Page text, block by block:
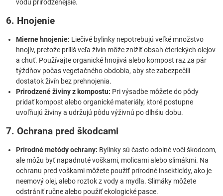
vodu prirodzenejšie.
6. Hnojenie
Mierne hnojenie: Liečivé bylinky nepotrebujú veľké množstvo
hnojív, pretože príliš veľa živín môže znížiť obsah éterických olejov
a chuť. Používajte organické hnojivá alebo kompost raz za pár
týždňov počas vegetačného obdobia, aby ste zabezpečili
dostatok živín bez prehnojenia.
Prirodzené živiny z kompostu: Pri výsadbe môžete do pôdy
pridať kompost alebo organické materiály, ktoré postupne
uvoľňujú živiny a udržujú pôdu výživnú po dlhšiu dobu.
7. Ochrana pred škodcami
Prírodné metódy ochrany: Bylinky sú často odolné voči škodcom,
ale môžu byť napadnuté voškami, molicami alebo slimákmi. Na
ochranu pred voškami môžete použiť prírodné insekticídy, ako je
neemový olej, alebo roztok z vody a mydla. Slimáky môžete
odstrániť ručne alebo použiť ekologické pasce.